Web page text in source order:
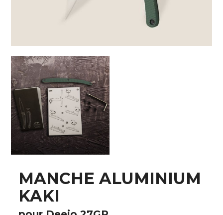
MANCHE ALUMINIUM
KAKI